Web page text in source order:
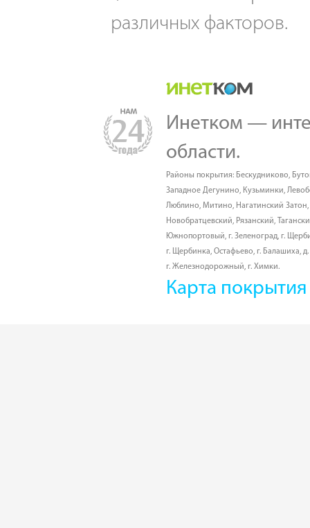
различных факторов.
Инетком —
области.
Районы покрытия: Бескудниково,
Западное Дегунино, Кузьминки,
Люблино, Митино, Нагатинский Затон,
Новобратцевский, Рязанский,
Южнопортовый, г. Зеленоград, г.
г. Щербинка, Остафьево, г. Балашиха,
г. Железнодорожный, г. Химки.
Карта